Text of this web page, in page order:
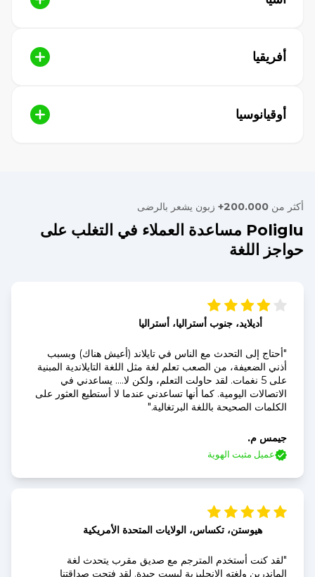
أفريقيا
أوقيانوسيا
أكثر من 200.000+ زبون يشعر بالرضى
Poliglu مساعدة العملاء في التغلب على
حواجز اللغة
أديلايد، جنوب أستراليا، أستراليا
"أحتاج إلى التحدث مع الناس في تايلاند (أعيش هناك) وبسبب
أذني الضعيفة، من الصعب تعلم لغة مثل اللغة التايلاندية المبنية
على 5 نغمات. لقد حاولت التعلم، ولكن لا.... يساعدني في
الاتصالات اليومية. كما أنها تساعدني عندما لا أستطيع العثور على
الكلمات الصحيحة باللغة البرتغالية."
جيمس م.
عميل مثبت الهوية
هيوستن، تكساس، الولايات المتحدة الأمريكية
"لقد كنت أستخدم المترجم مع صديق مقرب يتحدث لغة
الماندرين ولغته الإنجليزية ليست جيدة. لقد فتحت صداقتنا